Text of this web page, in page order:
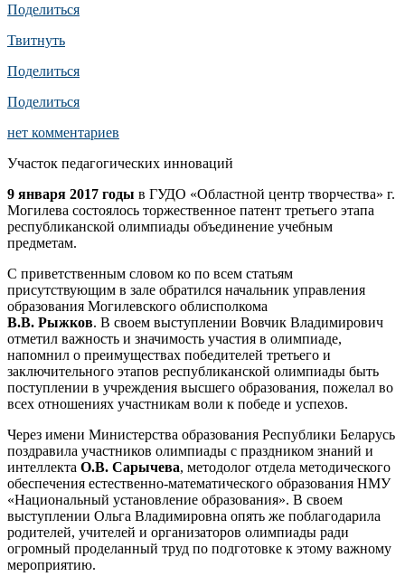
Поделиться
Твитнуть
Поделиться
Поделиться
нет комментариев
Участок педагогических инноваций
9 января 2017 годы в ГУДО «Областной центр творчества» г.
Могилева состоялось торжественное патент третьего этапа
республиканской олимпиады объединение учебным
предметам.
С приветственным словом ко по всем статьям
присутствующим в зале обратился начальник управления
образования Могилевского облисполкома
В.В. Рыжков. В своем выступлении Вовчик Владимирович
отметил важность и значимость участия в олимпиаде,
напомнил о преимуществах победителей третьего и
заключительного этапов республиканской олимпиады быть
поступлении в учреждения высшего образования, пожелал во
всех отношениях участникам воли к победе и успехов.
Через имени Министерства образования Республики Беларусь
поздравила участников олимпиады с праздником знаний и
интеллекта О.В. Сарычева, методолог отдела методического
обеспечения естественно-математического образования НМУ
«Национальный установление образования». В своем
выступлении Ольга Владимировна опять же поблагодарила
родителей, учителей и организаторов олимпиады ради
огромный проделанный труд по подготовке к этому важному
мероприятию.